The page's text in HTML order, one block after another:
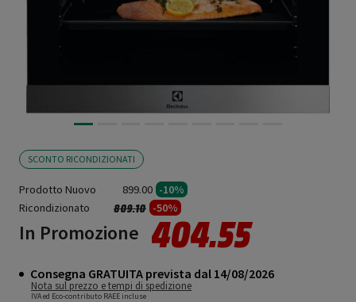
SCONTO RICONDIZIONATI
Prodotto Nuovo 899.00 -10%
Ricondizionato
Prezzo ridotto da
809.10a -50%
In Promozione 404.55
Consegna GRATUITA prevista dal 14/08/2026
Nota sul prezzo e tempi di spedizione
IVA ed Eco-contributo RAEE incluse